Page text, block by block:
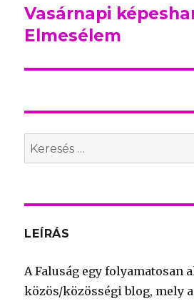
Következő
bejegyzés:
Vasárnapi
Elmesélem
Search
for:
LEÍRÁS
A Faluság egy folyamatosan
közös/közösségi blog, mely